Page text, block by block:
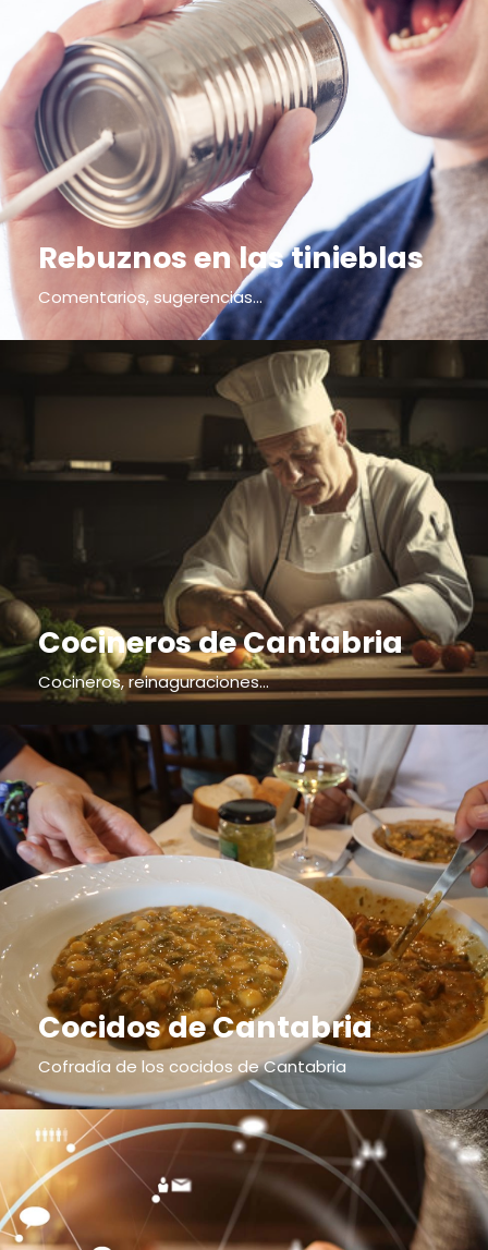
Rebuznos en las tinieblas
Comentarios, sugerencias...
Cocineros de Cantabria
Cocineros, reinaguraciones...
Cocidos de Cantabria
Cofradía de los cocidos de Cantabria